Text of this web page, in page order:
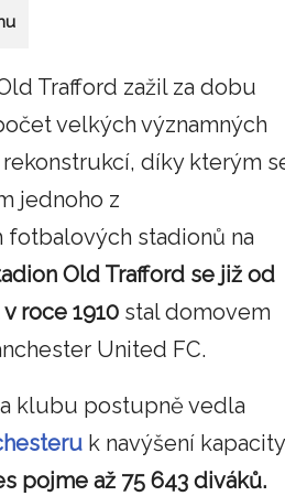
Trafford zažil za dobu
velkých významných
díky kterým
jednoho z
fotbalových stadionů na
Old Trafford se již od
roce 1910 stal domovem
United FC.
klubu postupně vedla
k navýšení kapacity
pojme až 75 643 diváků.